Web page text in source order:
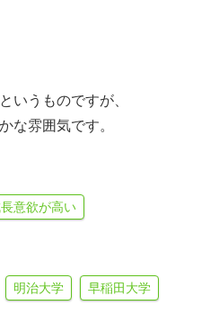
いうものですが、
な雰囲気です。
意欲が高い
明治大学 早稲田大学